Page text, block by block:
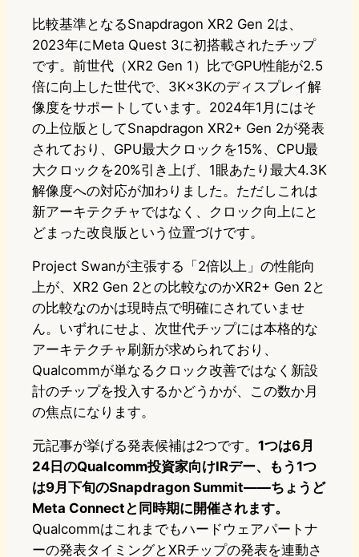
比較基準となるSnapdragon XR2 Gen 2は、
2023年にMeta Quest 3に初搭載されたチップ
です。前世代（XR2 Gen 1）比でGPU性能が2.5
倍に向上した世代で、3K×3Kのディスプレイ解
像度をサポートしています。2024年1月にはそ
の上位版としてSnapdragon XR2+ Gen 2が発表
されており、GPU最大クロックを15%、CPU最
大クロックを20%引き上げ、1眼あたり最大4.3K
解像度への対応が加わりました。ただしこれは
新アーキテクチャではなく、クロック向上にと
どまった改良版という位置づけです。
Project Swanが主張する「2倍以上」の性能向
上が、XR2 Gen 2との比較なのかXR2+ Gen 2と
の比較なのかは現時点で明確にされていませ
ん。いずれにせよ、次世代チップには本格的な
アーキテクチャ刷新が求められており、
Qualcommが単なるクロック改善ではなく新設
計のチップを投入するかどうかが、この数か月
の焦点になります。
元記事が挙げる発表候補は2つです。 1つは6月
24日のQualcomm投資家向けIRデー、もう1つ
は9月下旬のSnapdragon Summit——ちょうど
Meta Connectと同時期に開催されます。
Qualcommはこれまでもハードウェアパートナ
ーの発表タイミングとXRチップの発表を連動さ